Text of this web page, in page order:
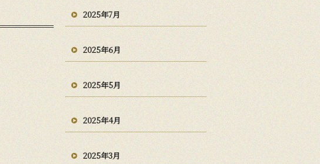
2025年7月
2025年6月
2025年5月
2025年4月
2025年3月